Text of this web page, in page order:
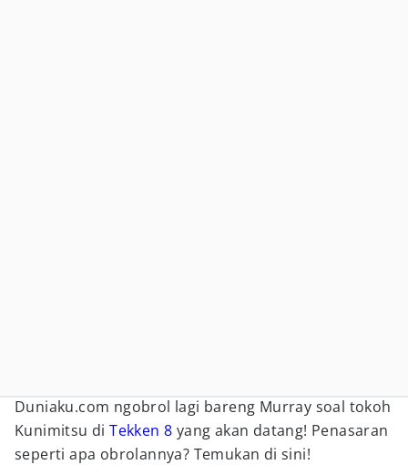
Duniaku.com ngobrol lagi bareng Murray soal tokoh
Kunimitsu diTekken 8 yang akan datang! Penasaran
seperti apa obrolannya? Temukan di sini!